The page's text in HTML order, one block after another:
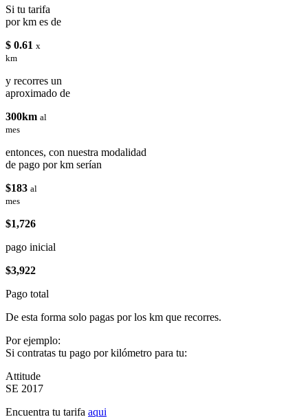
Si tu tarifa
por km es de
$ 0.61 x
km
y recorres un
aproximado de
300km al
mes
entonces, con nuestra modalidad
de pago por km serían
$183 al
mes
$1,726
pago inicial
$3,922
Pago total
De esta forma solo pagas por los km que recorres.
Por ejemplo:
Si contratas tu pago por kilómetro para tu:
Attitude
SE 2017
Encuentra tu tarifa aqui